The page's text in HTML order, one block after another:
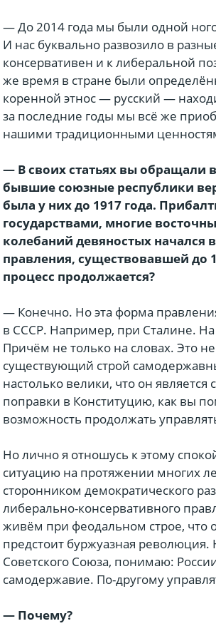
— До 2014 года мы были одной
И нас буквально развозило в
консервативен и к либеральной
же время в стране были
коренной этнос — русский —
за последние годы мы всё же
нашими традиционными
— В своих статьях вы обращали
бывшие союзные республики
была у них до 1917 года.
государствами, многие
колебаний девяностых
правления, существовавшей до
процесс продолжается?
— Конечно. Но эта форма
в СССР. Например, при Сталине.
Причём не только на словах. Это
существующий строй
настолько велики, что он
поправки в Конституцию, как вы
возможность продолжать
Но лично я отношусь к этому
ситуацию на протяжении многих
сторонником демократического
либерально-консервативного
живём при феодальном строе, что
предстоит буржуазная революция.
Советского Союза, понимаю:
самодержавие. По-другому
— Почему?